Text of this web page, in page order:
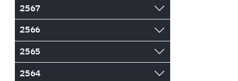
2567
2566
2565
2564